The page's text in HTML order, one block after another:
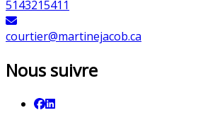
5143215411
courtier@martinejacob.ca
Nous suivre